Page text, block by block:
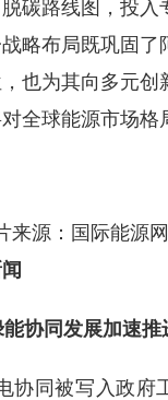
碳路线图，投入
略布局既巩固了
也为其向多元创
全球能源市场格
来源：国际能源网
协同发展加速推
协同被写入政府